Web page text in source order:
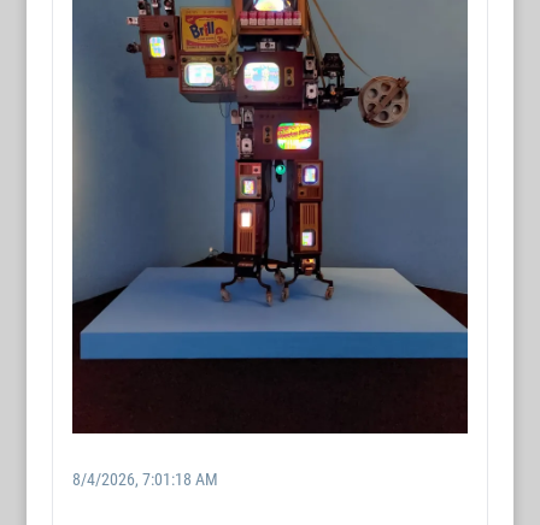
8/4/2026, 7:01:18 AM